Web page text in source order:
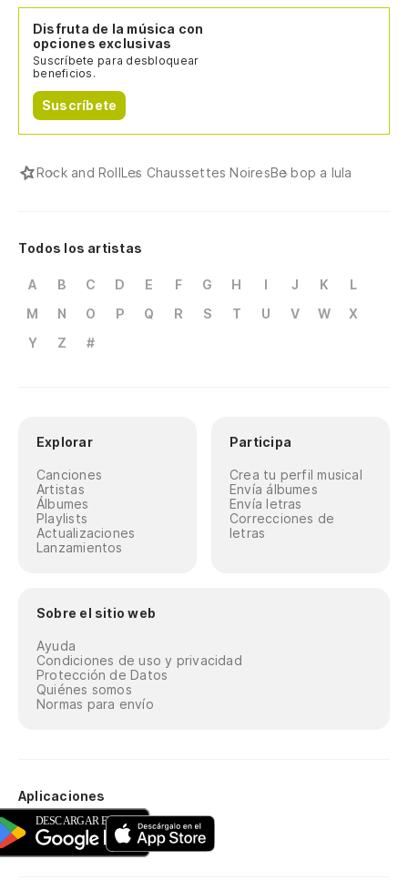
Disfruta de la música con
opciones exclusivas
Suscríbete para desbloquear
beneficios.
Suscríbete
Rock and RollLes Chaussettes NoiresBe bop a lula
Todos los artistas
A B C D E F G H I J K
L
M
N O P Q R S T U V W
X
Y
Z #
Explorar
Canciones
Artistas
Álbumes
Playlists
Actualizaciones
Lanzamientos
Participa
Crea tu perfil musical
Envía álbumes
Envía letras
Correcciones de
letras
Sobre el sitio web
Ayuda
Condiciones de uso y privacidad
Protección de Datos
Quiénes somos
Normas para envío
Aplicaciones